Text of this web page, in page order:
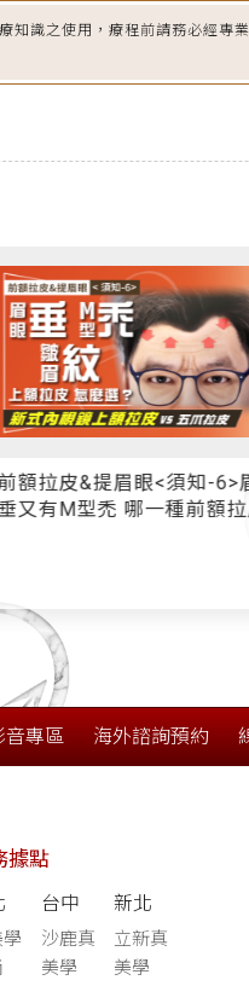
知識之使用，療程前請務必經專
眉眼<須知-6>眉眼下
哪一種前額拉皮適
女
成
音專區 海外諮詢預約
據點
台中
沙鹿真
美學
新北
立新真
美學